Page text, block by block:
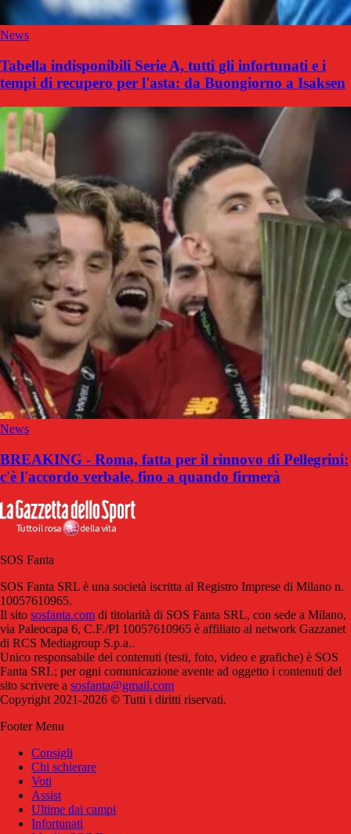
News
Tabella indisponibili Serie A, tutti gli infortunati e i
tempi di recupero per l'asta: da Buongiorno a Isaksen
News
BREAKING - Roma, fatta per il rinnovo di Pellegrini:
c'è l'accordo verbale, fino a quando firmerà
SOS Fanta
SOS Fanta SRL è una società iscritta al Registro Imprese di Milano n.
10057610965.
Il sito sosfanta.com di titolarità di SOS Fanta SRL, con sede a Milano,
via Paleocapa 6, C.F./PI 10057610965 è affiliato al network Gazzanet
di RCS Mediagroup S.p.a..
Unico responsabile dei contenuti (testi, foto, video e grafiche) è SOS
Fanta SRL; per ogni comunicazione avente ad oggetto i contenuti del
sito scrivere a sosfanta@gmail.com
Copyright 2021-2026 © Tutti i diritti riservati.
Footer Menu
Consigli
Chi schierare
Voti
Assist
Ultime dai campi
Infortunati